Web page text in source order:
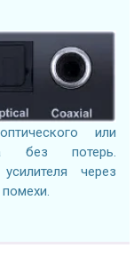
или
без потерь.
через